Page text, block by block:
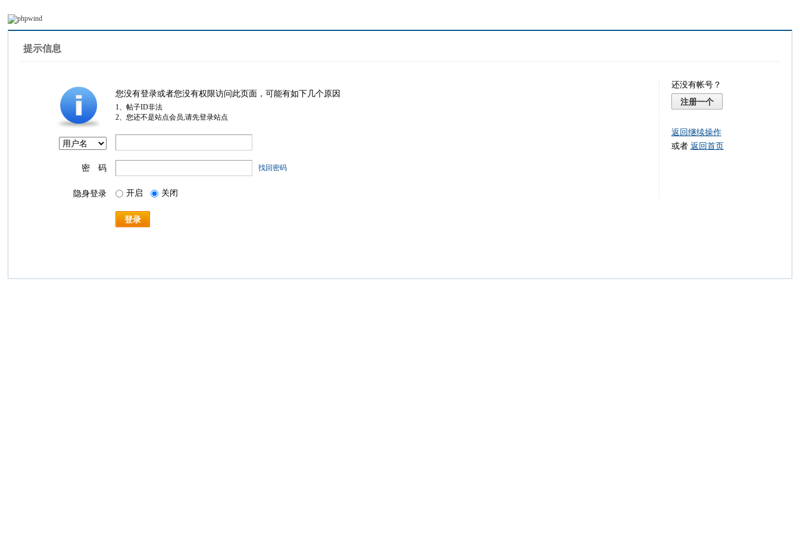
提示信息
您没有登录或者您没有权限访问此页面，可能有如下几个原因
1、帖子ID非法
2、您还不是站点会员,请先登录站点
密 码 找回密码
隐身登录 开启 关闭
登录
还没有帐号？
注册一个
返回继续操作
或者 返回首页